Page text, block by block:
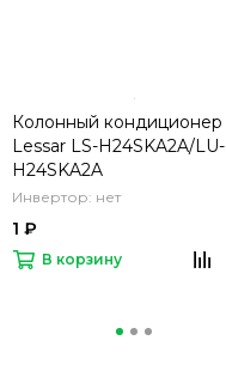
Колонный кондиционер
Lessar LS-H24SKA2A/LU-
H24SKA2A
Инвертор: нет
1 ₽
В корзину